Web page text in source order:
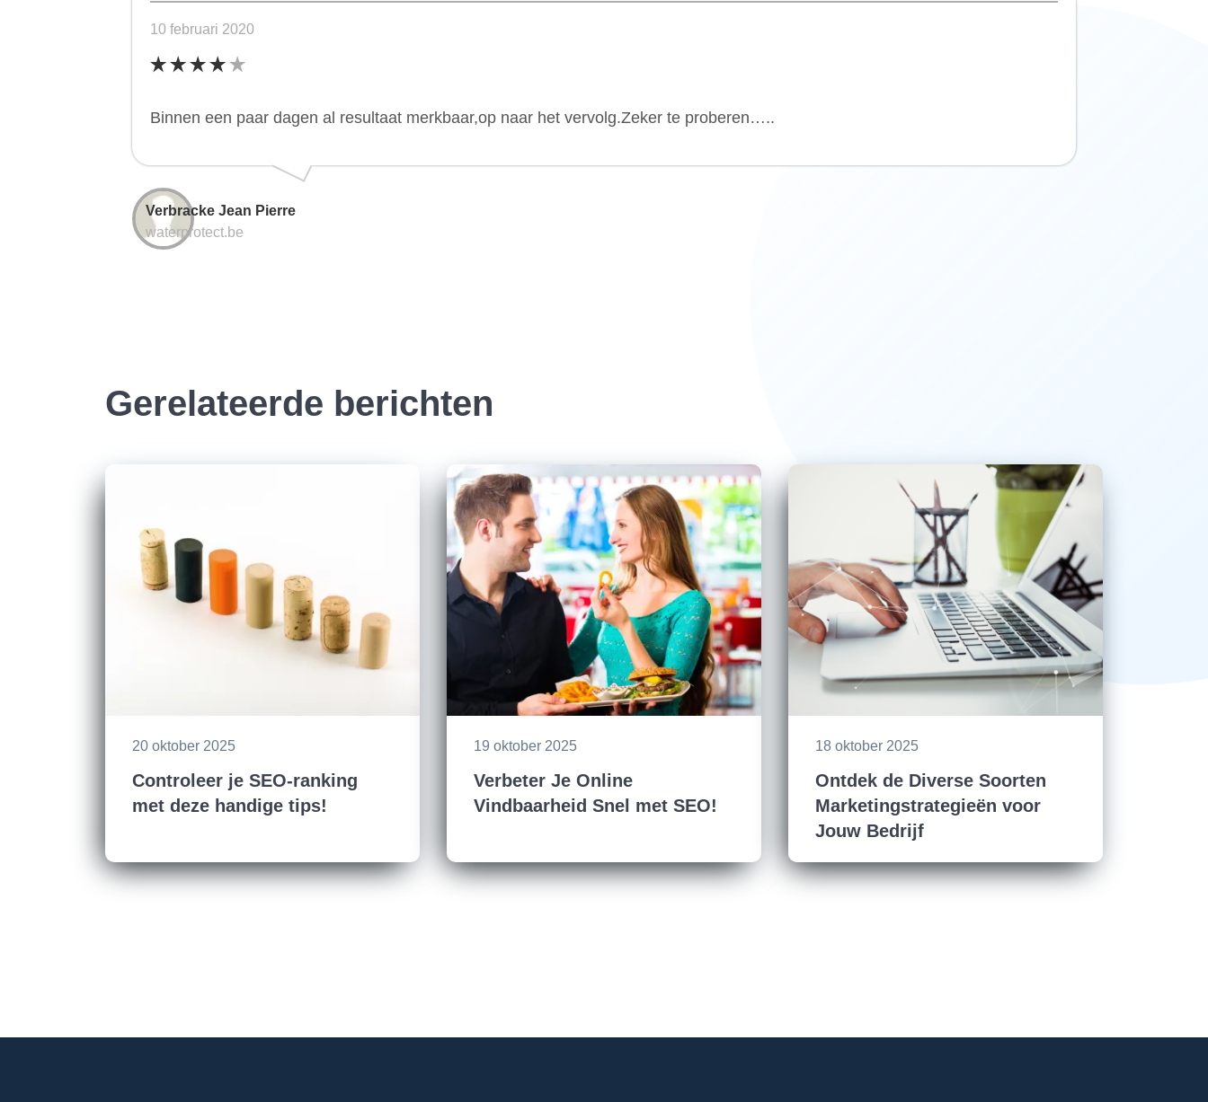
10 februari 2020
Binnen een paar dagen al resultaat merkbaar,op naar het vervolg.Zeker te proberen…..
Verbracke Jean Pierre
waterprotect.be
Gerelateerde berichten
20 oktober 2025
Controleer je SEO-ranking
met deze handige tips!
19 oktober 2025
Verbeter Je Online
Vindbaarheid Snel met SEO!
18 oktober 2025
Ontdek de Diverse Soorten
Marketingstrategieën voor
Jouw Bedrijf